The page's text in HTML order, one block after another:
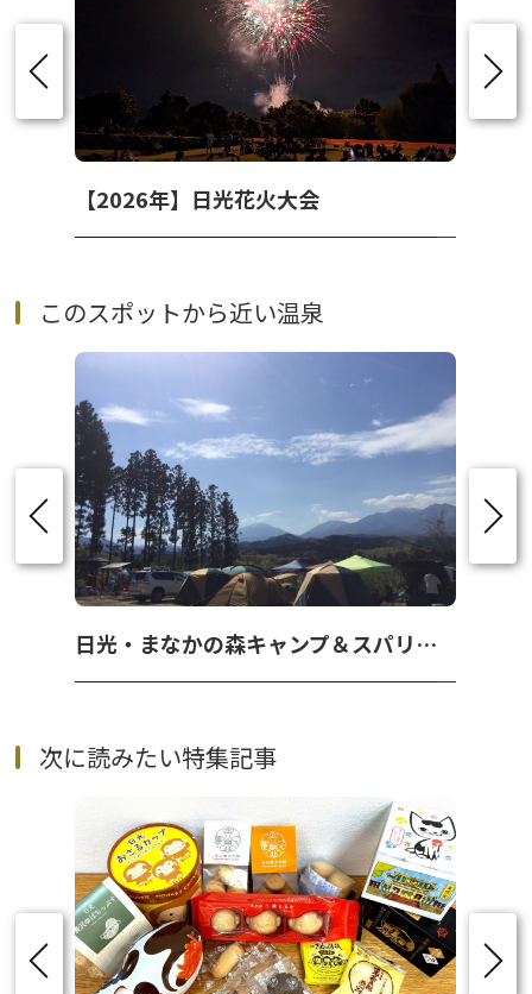
【2026年】日光花火大会
このスポットから近い温泉
日光・まなかの森キャンプ＆スパリゾート
次に読みたい特集記事